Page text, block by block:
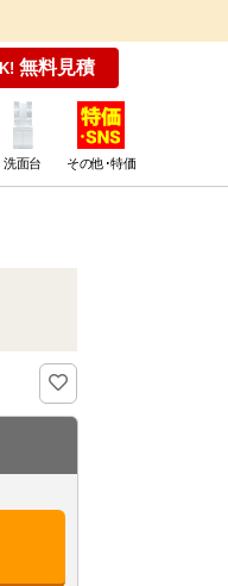
無料見積
洗面台 その他･特価